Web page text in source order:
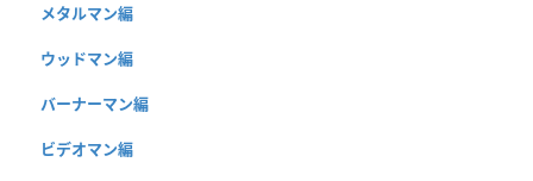
メタルマン編
ウッドマン編
バーナーマン編
ビデオマン編